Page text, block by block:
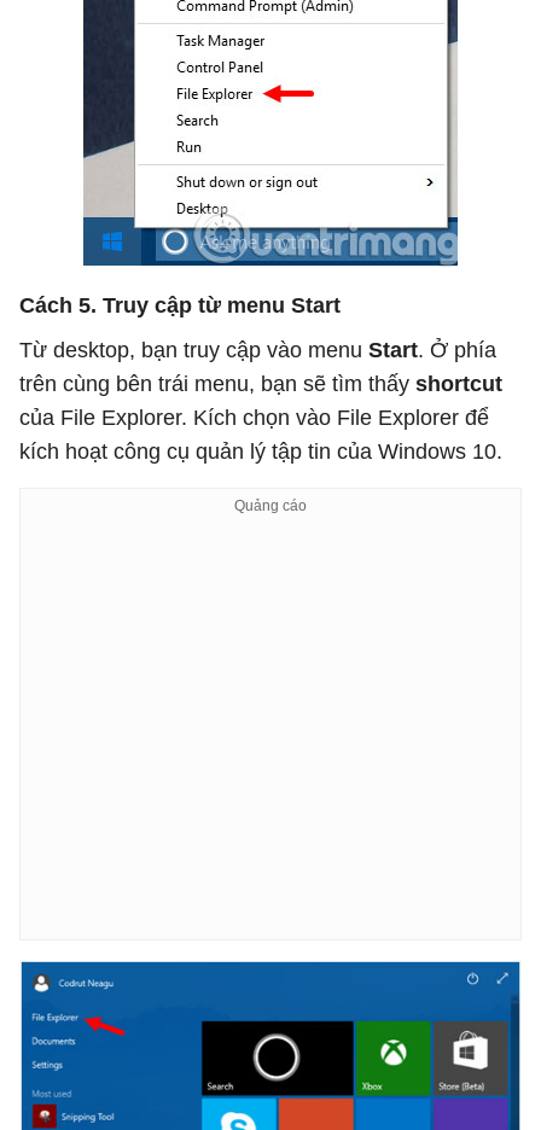
Cách 5. Truy cập từ menu Start
Từ desktop, bạn truy cập vào menu Start. Ở phía
trên cùng bên trái menu, bạn sẽ tìm thấy shortcut
của File Explorer. Kích chọn vào File Explorer để
kích hoạt công cụ quản lý tập tin của Windows 10.